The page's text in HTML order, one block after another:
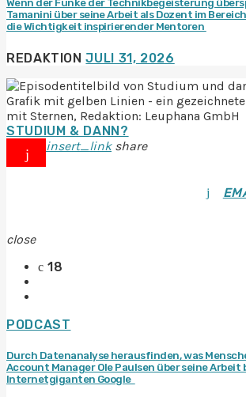
Wenn der Funke der Technikbegeisterung
Tamanini über seine Arbeit als Dozent im
die Wichtigkeit inspirierender Mentoren
REDAKTION JULI 31, 2026
STUDIUM & DANN?
insert_link share
close
18
PODCAST
Durch Datenanalyse herausfinden, was
Account Manager Ole Paulsen über seine Arbeit
Internetgiganten Google